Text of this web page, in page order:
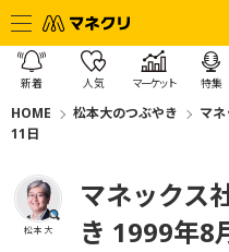
新着 人気 マーケット 特集
HOME 松本大のつぶやき
マ
11日
松本 大
マネックス
き 1999年8